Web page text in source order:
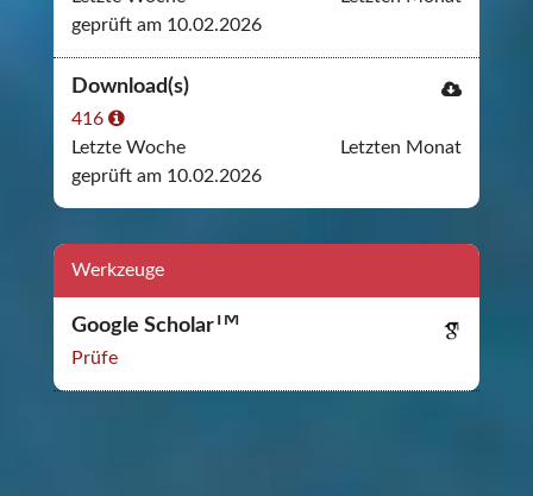
geprüft am 10.02.2026
Download(s)
416
Letzte Woche
Letzten Monat
geprüft am 10.02.2026
Werkzeuge
Google Scholar TM
Prüfe